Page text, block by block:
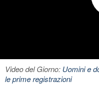
Video del Giorno: Uomini e
le prime registrazioni